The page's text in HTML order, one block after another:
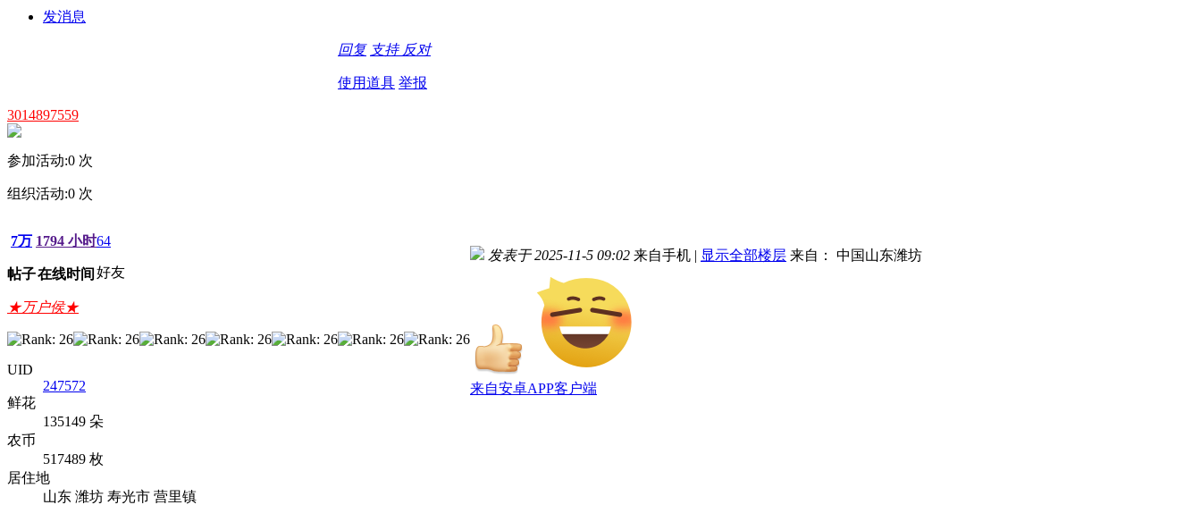
发消息
回复 支持 反对
使用道具 举报
3014897559
参加活动:0 次
组织活动:0 次
7万
帖子
1794 小时
在线时间
64
好友
★万户侯★
UID
247572
鲜花
135149 朵
农币
517489 枚
居住地
山东 潍坊 寿光市 营里镇
发表于 2025-11-5 09:02 来自手机 | 显示全部楼层 来自： 中国山东潍坊
来自安卓APP客户端